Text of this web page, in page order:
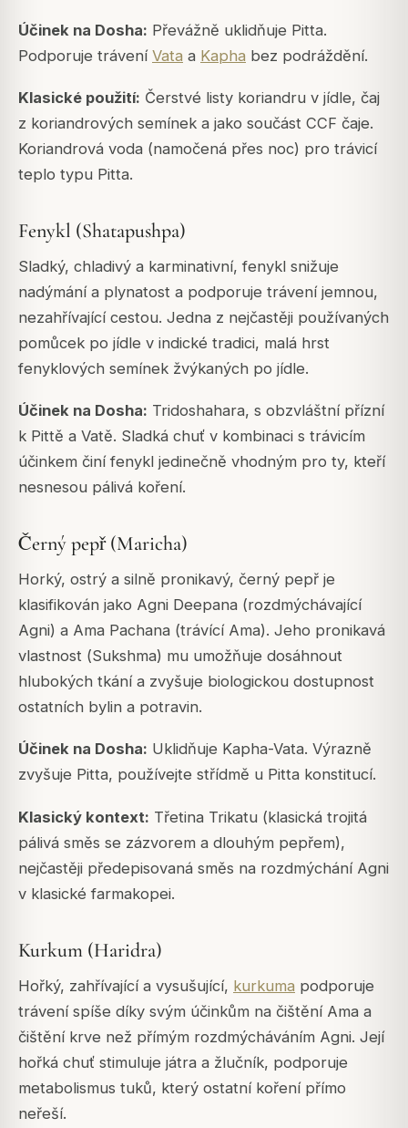
Účinek na Dosha: Převážně uklidňuje Pitta.
Podporuje trávení Vata a Kapha bez podráždění.
Klasické použití: Čerstvé listy koriandru v jídle, čaj
z koriandrových semínek a jako součást CCF čaje.
Koriandrová voda (namočená přes noc) pro trávicí
teplo typu Pitta.
Fenykl (Shatapushpa)
Sladký, chladivý a karminativní, fenykl snižuje
nadýmání a plynatost a podporuje trávení jemnou,
nezahřívající cestou. Jedna z nejčastěji používaných
pomůcek po jídle v indické tradici, malá hrst
fenyklových semínek žvýkaných po jídle.
Účinek na Dosha: Tridoshahara, s obzvláštní přízní
k Pittě a Vatě. Sladká chuť v kombinaci s trávicím
účinkem činí fenykl jedinečně vhodným pro ty, kteří
nesnesou pálivá koření.
Černý pepř (Maricha)
Horký, ostrý a silně pronikavý, černý pepř je
klasifikován jako Agni Deepana (rozdmýchávající
Agni) a Ama Pachana (trávící Ama). Jeho pronikavá
vlastnost (Sukshma) mu umožňuje dosáhnout
hlubokých tkání a zvyšuje biologickou dostupnost
ostatních bylin a potravin.
Účinek na Dosha: Uklidňuje Kapha-Vata. Výrazně
zvyšuje Pitta, používejte střídmě u Pitta konstitucí.
Klasický kontext: Třetina Trikatu (klasická trojitá
pálivá směs se zázvorem a dlouhým pepřem),
nejčastěji předepisovaná směs na rozdmýchání Agni
v klasické farmakopei.
Kurkum (Haridra)
Hořký, zahřívající a vysušující, kurkuma podporuje
trávení spíše díky svým účinkům na čištění Ama a
čištění krve než přímým rozdmýcháváním Agni. Její
hořká chuť stimuluje játra a žlučník, podporuje
metabolismus tuků, který ostatní koření přímo
neřeší.